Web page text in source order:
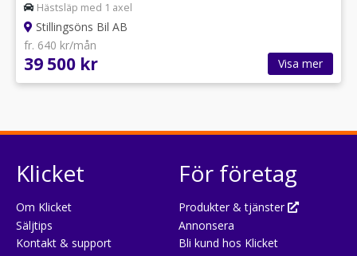
Hästsläp med 1 axel
Stillingsöns Bil AB
fr. 640 kr/mån
39 500 kr Visa mer
Klicket
Om Klicket
Säljtips
Kontakt & support
För företag
Produkter & tjänster
Annonsera
Bli kund hos Klicket